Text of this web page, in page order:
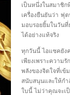
เป็นหนึ่งในสมาชิก
เครื่องยืนยันว่า ฟุ
มอบรอยยิ้มในวันที่
ได้อย่างแท้จริง
ทุกวันนี้ ไอแซคยัง
เพียงเพราะความ
พลังของจิตใจที่เข้
สนับสนุนและให้กำ
ใบนี้ ไม่ว่าคุณจะเ